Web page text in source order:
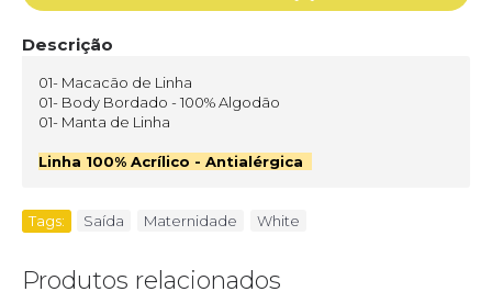
Descrição
01- Macacão de Linha
01- Body Bordado - 100% Algodão
01- Manta de Linha
Linha 100% Acrílico - Antialérgica
Tags: Saída Maternidade White
Produtos relacionados